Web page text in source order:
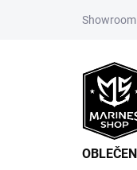
Showroom